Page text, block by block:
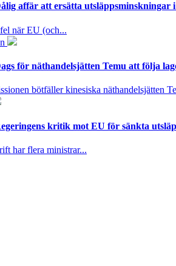
affär att ersätta utsläppsminskningar
när EU (och...
för näthandelsjätten Temu att följa
bötfäller kinesiska näthandelsjätten
kritik mot EU för sänkta
har flera ministrar...